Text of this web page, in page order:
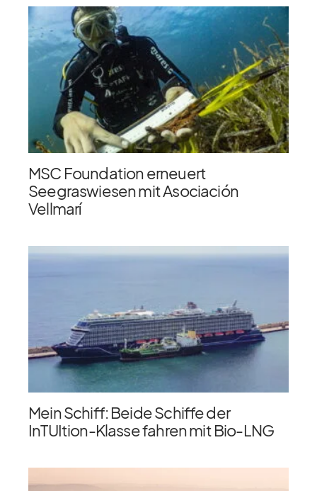
MSC Foundation erneuert
Seegraswiesen mit Asociación
Vellmarí
Mein Schiff: Beide Schiffe der
InTUItion-Klasse fahren mit Bio-LNG